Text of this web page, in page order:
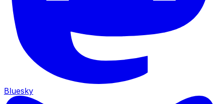
Bluesky